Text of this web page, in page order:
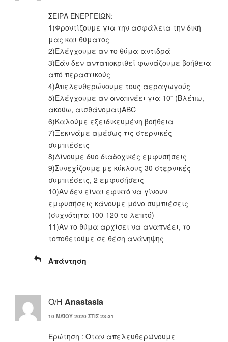
ΣΕΙΡΑ ΕΝΕΡΓΕΙΩΝ:
1)Φροντίζουμε για την ασφάλεια την δική
μας και θύματος
2)Ελέγχουμε αν το θύμα αντιδρά
3)Εάν δεν ανταποκριθεί φωνάζουμε βοήθεια
από περαστικούς
4)Απελευθερώνουμε τους αεραγωγούς
5)Ελέγχουμε αν αναπνέει για 10¨ (Βλέπω,
ακούω, αισθάνομαι)ABC
6)Καλούμε εξειδικευμένη βοήθεια
7)Ξεκινάμε αμέσως τις στερνικές
συμπιέσεις
8)Δίνουμε δυο διαδοχικές εμφυσήσεις
9)Συνεχίζουμε με κύκλους 30 στερνικές
συμπιέσεις, 2 εμφυσήσεις
10)Αν δεν είναι εφικτό να γίνουν
εμφυσήσεις κάνουμε μόνο συμπιέσεις
(συχνότητα 100-120 το λεπτό)
11)Αν το θύμα αρχίσει να αναπνέει, το
τοποθετούμε σε θέση ανάνηψης
Απάντηση
Ο/Η Anastasia
10 ΜΑΪ́ΟΥ 2020 ΣΤΙΣ 23:31
Ερώτηση : Όταν απελευθερώνουμε